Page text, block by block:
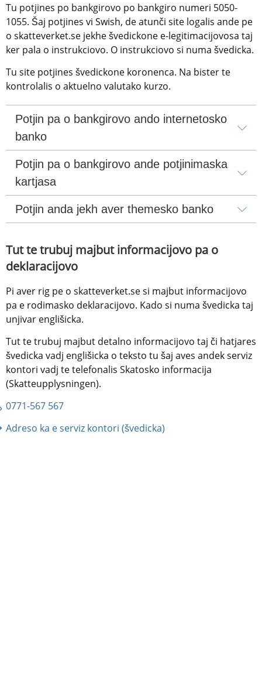
Tu potjines po bankgirovo po bankgiro numeri 5050-
1055. Šaj potjines vi Swish, de atunči site logalis ande pe
o skatteverket.se jekhe švedickone e-legitimacijovosa taj
ker pala o instrukciovo. O instrukciovo si numa švedicka.
Tu site potjines švedickone koronenca. Na bister te
kontrolalis o aktuelno valutako kurzo.
Potjin pa o bankgirovo ando internetosko
banko
Potjin pa o bankgirovo ande potjinimaska
kartjasa
Potjin anda jekh aver themesko banko
Tut te trubuj majbut informacijovo pa o
deklaracijovo
Pi aver rig pe o skatteverket.se si majbut informacijovo
pa e rodimasko deklaracijovo. Kado si numa švedicka taj
unjivar englišicka.
Tut te trubuj majbut detalno informacijovo taj či hatjares
švedicka vadj englišicka o teksto tu šaj aves andek serviz
kontori vadj te telefonalis Skatosko informacija
(Skatteupplysningen).
0771-567 567
Adreso ka e serviz kontori (švedicka)